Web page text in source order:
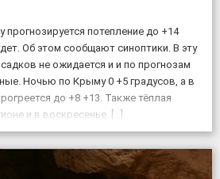
потепление до +14
Об этом сообщают синоптики. В эту
не ожидается и и по прогнозам
Ночью по Крыму 0 +5 градусов, а в
до +8 +13. Также тёплая
и в воскресенье. […]